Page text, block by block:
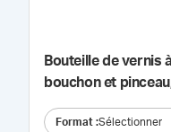
Bouteille de vernis
bouchon et
Format :Sélectionner